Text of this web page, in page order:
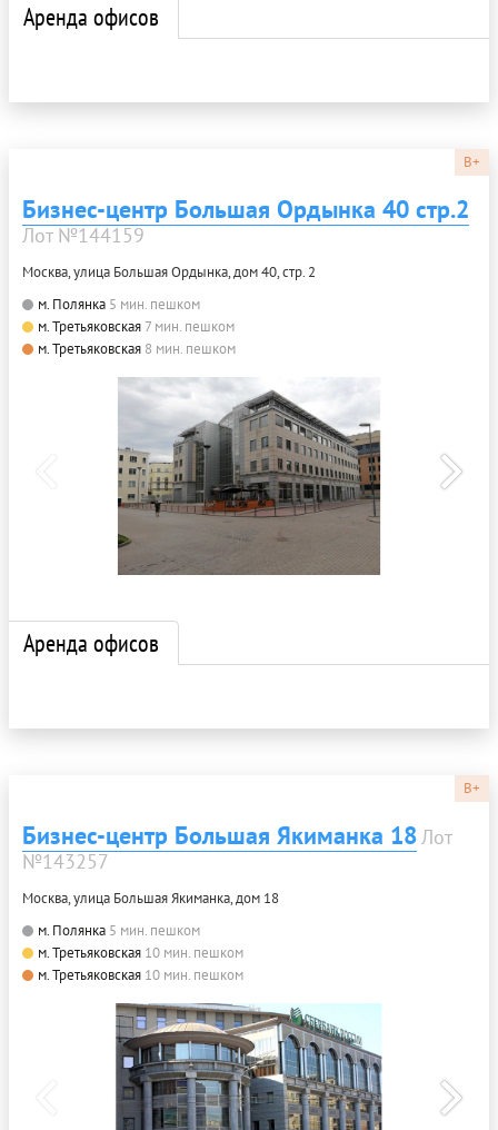
Аренда офисов
B+
Бизнес-центр Большая Ордынка 40 стр.2
Лот №144159
Москва, улица Большая Ордынка, дом 40, стр. 2
м. Полянка 5 мин. пешком
м. Третьяковская 7 мин. пешком
м. Третьяковская 8 мин. пешком
Аренда офисов
B+
Бизнес-центр Большая Якиманка 18Лот
№143257
Москва, улица Большая Якиманка, дом 18
м. Полянка 5 мин. пешком
м. Третьяковская 10 мин. пешком
м. Третьяковская 10 мин. пешком